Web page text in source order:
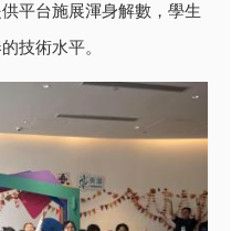
平台施展渾身解數，學生
技術水平。